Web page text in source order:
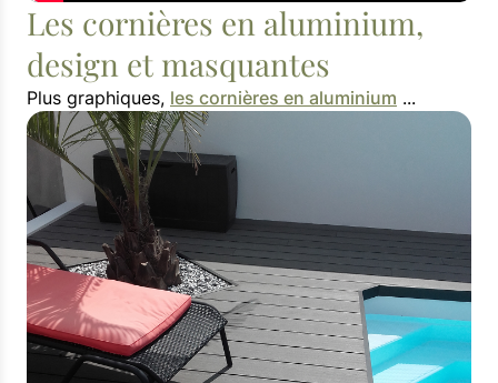
Les cornières en aluminium,
design et masquantes
Plus graphiques, les cornières en aluminium ...